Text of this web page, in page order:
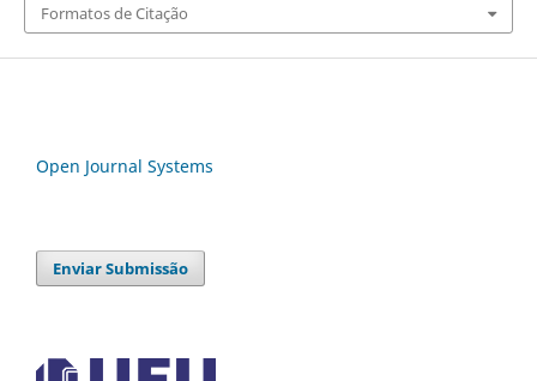
Formatos de Citação
Open Journal Systems
Enviar Submissão